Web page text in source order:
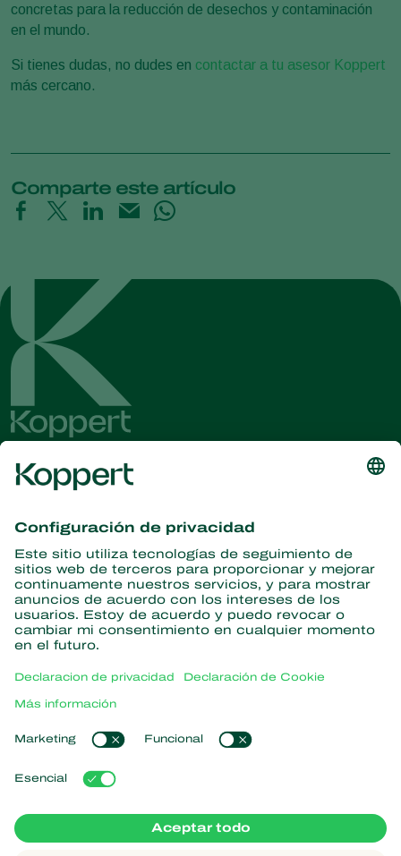
concretas para la reducción de desechos y contaminación
en el mundo.
Si tienes dudas, no dudes en contactar a tu asesor Koppert
más cercano.
Comparte este artículo
información
Suscríbase aquí
Partners with Nature
Avispas parasitoides
Nematodos benéficos
Microorganismos benéficos
Protección de cultivos
Acerca de Koppert
Noticias e información
Trabajar en Koppert
Contáctanos
Enlaces populares
Experiencias de los usuarios
Koppert Global
Administrar cookies